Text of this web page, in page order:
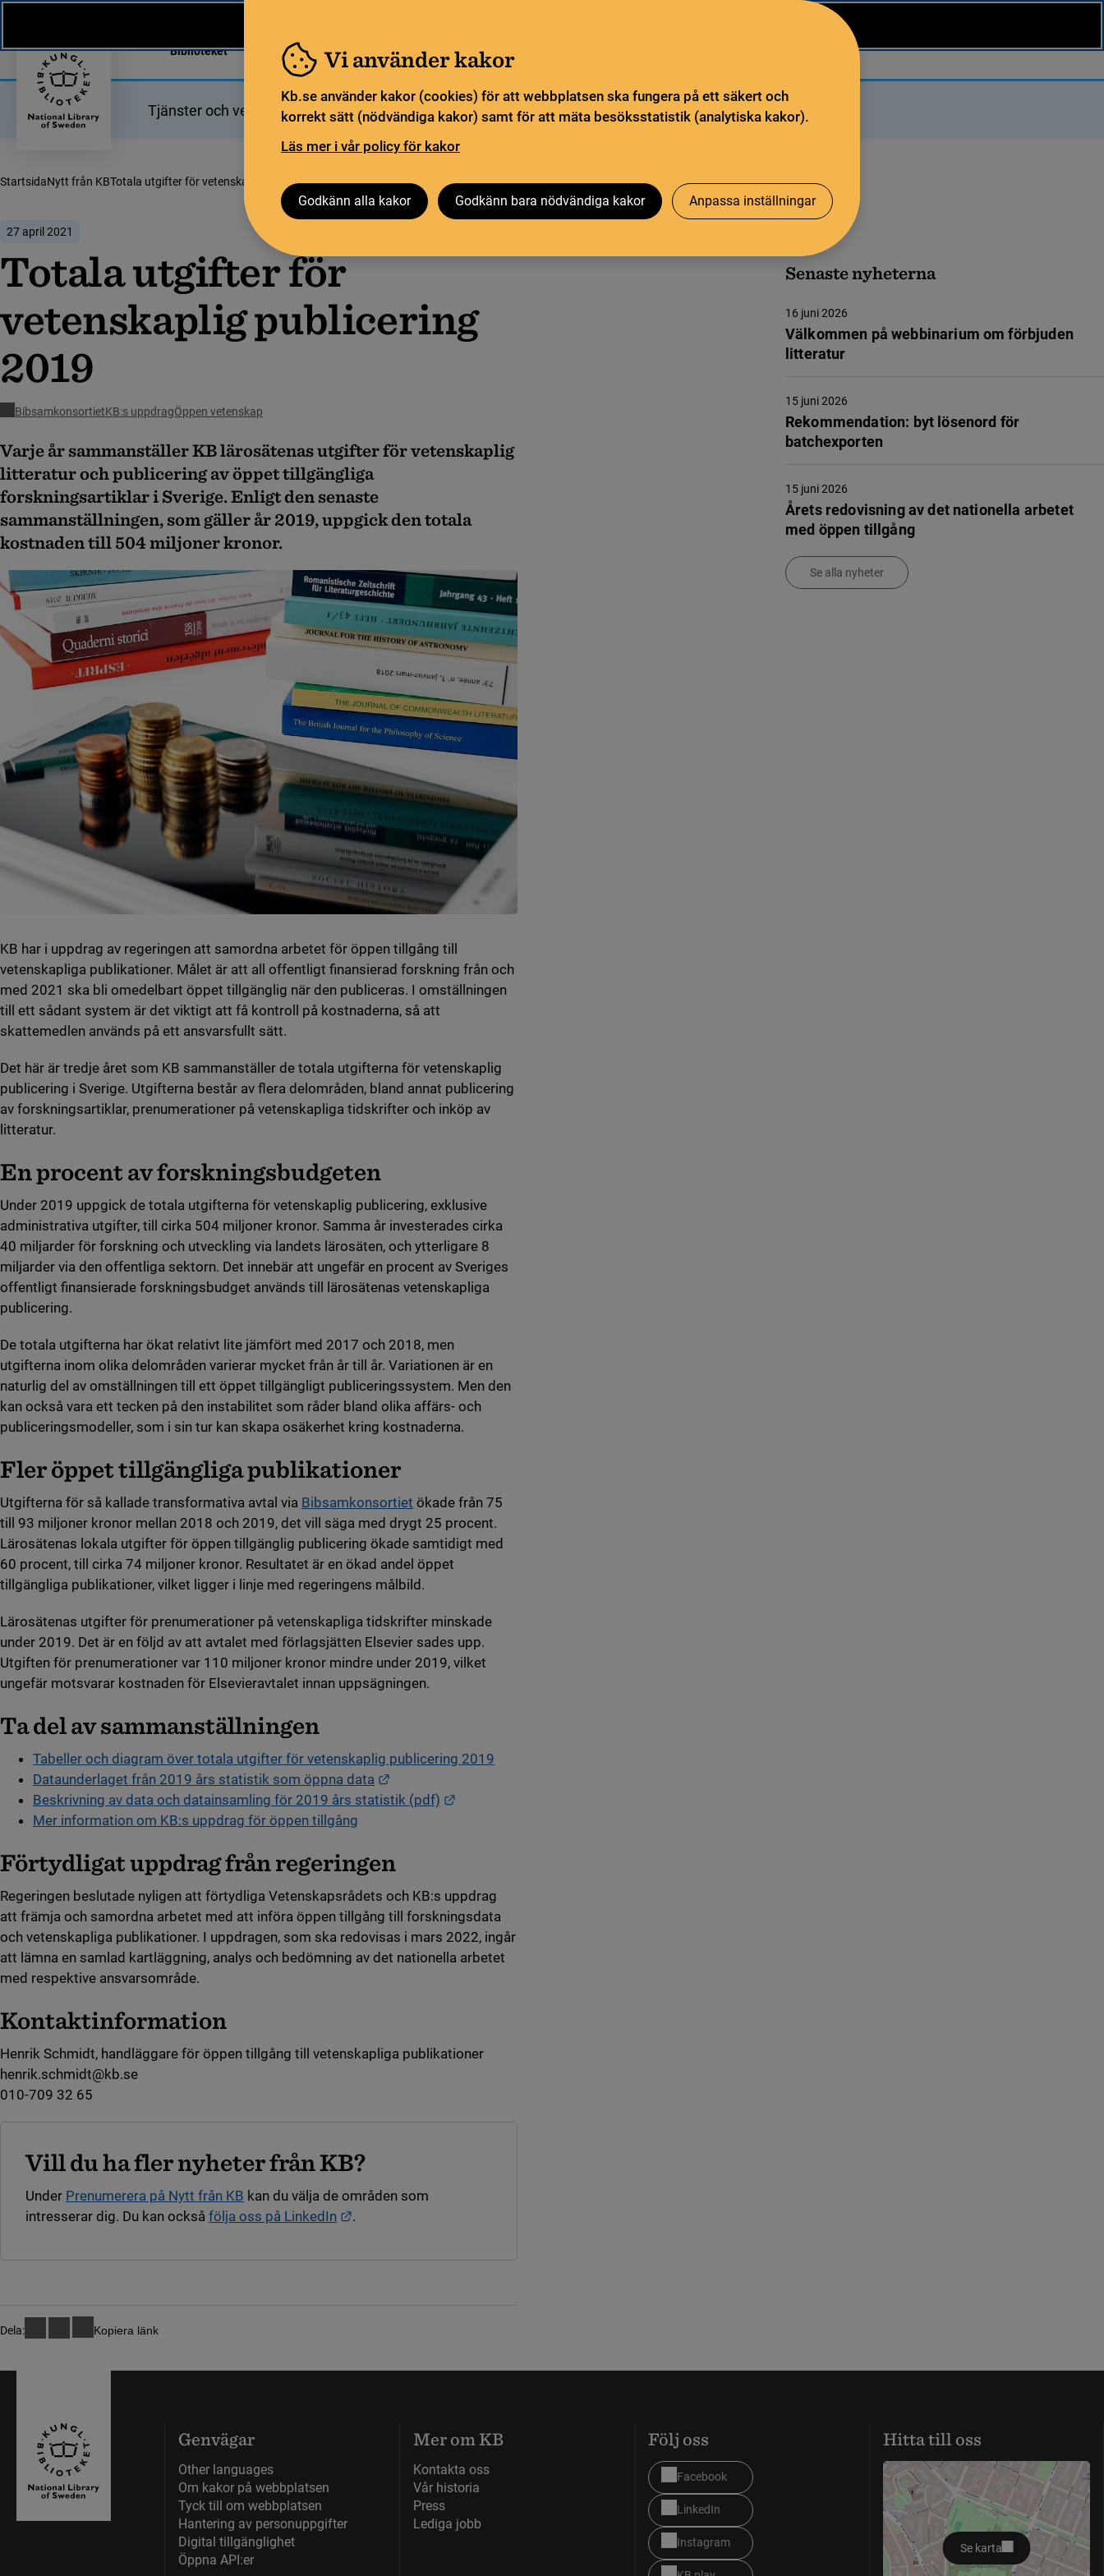
Vi använder kakor
Kb.se använder kakor (cookies) för att webbplatsen ska fungera på ett säkert och
korrekt sätt (nödvändiga kakor) samt för att mäta besöksstatistik (analytiska kakor).
Läs mer i vår policy för kakor
Godkänn alla kakor Godkänn bara nödvändiga kakor Anpassa inställningar
Biblioteket För bibliotekssektorn Pliktleverans och ISBN
Tjänster och verktyg Biblioteksstatistik Öppen vetenskap Biblioteksutveckling
StartsidaNytt från KBTotala utgifter för vetenskaplig publicering 2019
27 april 2021
Totala utgifter för
vetenskaplig publicering
2019
BibsamkonsortietKB:s uppdragÖppen vetenskap
Varje år sammanställer KB lärosätenas utgifter för vetenskaplig
litteratur och publicering av öppet tillgängliga
forskningsartiklar i Sverige. Enligt den senaste
sammanställningen, som gäller år 2019, uppgick den totala
kostnaden till 504 miljoner kronor.
KB har i uppdrag av regeringen att samordna arbetet för öppen tillgång till
vetenskapliga publikationer. Målet är att all offentligt finansierad forskning från och
med 2021 ska bli omedelbart öppet tillgänglig när den publiceras. I omställningen
till ett sådant system är det viktigt att få kontroll på kostnaderna, så att
skattemedlen används på ett ansvarsfullt sätt.
Det här är tredje året som KB sammanställer de totala utgifterna för vetenskaplig
publicering i Sverige. Utgifterna består av flera delområden, bland annat publicering
av forskningsartiklar, prenumerationer på vetenskapliga tidskrifter och inköp av
litteratur.
En procent av forskningsbudgeten
Under 2019 uppgick de totala utgifterna för vetenskaplig publicering, exklusive
administrativa utgifter, till cirka 504 miljoner kronor. Samma år investerades cirka
40 miljarder för forskning och utveckling via landets lärosäten, och ytterligare 8
miljarder via den offentliga sektorn. Det innebär att ungefär en procent av Sveriges
offentligt finansierade forskningsbudget används till lärosätenas vetenskapliga
publicering.
De totala utgifterna har ökat relativt lite jämfört med 2017 och 2018, men
utgifterna inom olika delområden varierar mycket från år till år. Variationen är en
naturlig del av omställningen till ett öppet tillgängligt publiceringssystem. Men den
kan också vara ett tecken på den instabilitet som råder bland olika affärs- och
publiceringsmodeller, som i sin tur kan skapa osäkerhet kring kostnaderna.
Fler öppet tillgängliga publikationer
Utgifterna för så kallade transformativa avtal via Bibsamkonsortiet ökade från 75
till 93 miljoner kronor mellan 2018 och 2019, det vill säga med drygt 25 procent.
Lärosätenas lokala utgifter för öppen tillgänglig publicering ökade samtidigt med
60 procent, till cirka 74 miljoner kronor. Resultatet är en ökad andel öppet
tillgängliga publikationer, vilket ligger i linje med regeringens målbild.
Lärosätenas utgifter för prenumerationer på vetenskapliga tidskrifter minskade
under 2019. Det är en följd av att avtalet med förlagsjätten Elsevier sades upp.
Utgiften för prenumerationer var 110 miljoner kronor mindre under 2019, vilket
ungefär motsvarar kostnaden för Elsevieravtalet innan uppsägningen.
Ta del av sammanställningen
Tabeller och diagram över totala utgifter för vetenskaplig publicering 2019
Dataunderlaget från 2019 års statistik som öppna data
Beskrivning av data och datainsamling för 2019 års statistik (pdf)
Mer information om KB:s uppdrag för öppen tillgång
Förtydligat uppdrag från regeringen
Regeringen beslutade nyligen att förtydliga Vetenskapsrådets och KB:s uppdrag
att främja och samordna arbetet med att införa öppen tillgång till forskningsdata
och vetenskapliga publikationer. I uppdragen, som ska redovisas i mars 2022, ingår
att lämna en samlad kartläggning, analys och bedömning av det nationella arbetet
med respektive ansvarsområde.
Kontaktinformation
Henrik Schmidt, handläggare för öppen tillgång till vetenskapliga publikationer
henrik.schmidt@kb.se
010-709 32 65
Vill du ha fler nyheter från KB?
Under Prenumerera på Nytt från KB kan du välja de områden som
intresserar dig. Du kan också följa oss på LinkedIn .
Senaste nyheterna
Välkommen på webbinarium om förbjuden
litteratur
16 juni 2026
Rekommendation: byt lösenord för
batchexporten
15 juni 2026
Årets redovisning av det nationella arbetet
med öppen tillgång
15 juni 2026
Se alla nyheter
Dela: Kopiera länk
Genvägar
Other languages
Om kakor på webbplatsen
Tyck till om webbplatsen
Hantering av personuppgifter
Digital tillgänglighet
Öppna API:er
Mer om KB
Kontakta oss
Vår historia
Press
Lediga jobb
Följ oss
Facebook
LinkedIn
Instagram
Hitta till oss
Se karta
öppnas i nytt fönster